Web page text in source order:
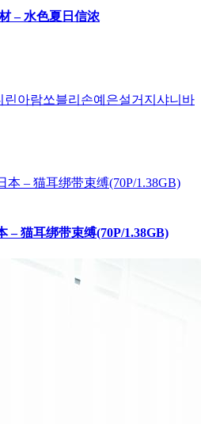
– 水色夏日信浓
린아람쏘블리 손예은설거지 샤니 바
– 猫耳绑带束缚(70P/1.38GB)